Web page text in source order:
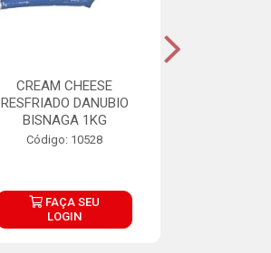
CREAM CHEESE
RESFRIADO DANUBIO
BISNAGA 1KG
Código: 10528
FAÇA SEU
LOGIN